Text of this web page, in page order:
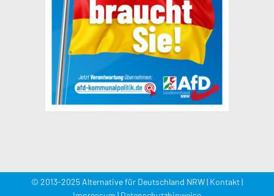
© 2013-2025 Alternative für Deutschland NRW | Kontakt|